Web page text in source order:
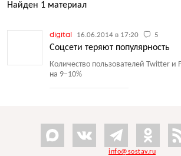
Найден 1 материал
digital 16.06.2014 в 17:20 5
Соцсети теряют популярность
Количество пользователей Twitter и
на 9−10%
info@sostav.ru